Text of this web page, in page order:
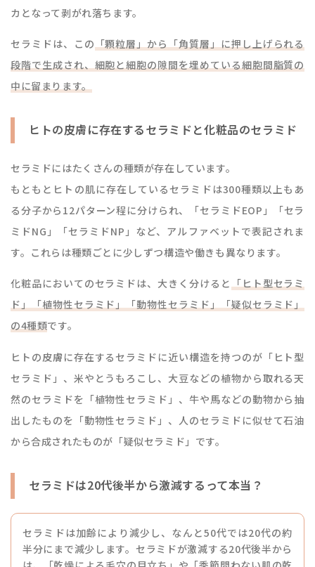
カとなって剥がれ落ちます。
セラミドは、この「顆粒層」から「角質層」に押し上げられる
段階で生成され、細胞と細胞の隙間を埋めている細胞間脂質の
中に留まります。
ヒトの皮膚に存在するセラミドと化粧品のセラミド
セラミドにはたくさんの種類が存在しています。
もともとヒトの肌に存在しているセラミドは300種類以上もあ
る分子から12パターン程に分けられ、「セラミドEOP」「セラ
ミドNG」「セラミドNP」など、アルファベットで表記されま
す。これらは種類ごとに少しずつ構造や働きも異なります。
化粧品においてのセラミドは、大きく分けると「ヒト型セラミ
ド」「植物性セラミド」「動物性セラミド」「疑似セラミド」
の4種類です。
ヒトの皮膚に存在するセラミドに近い構造を持つのが「ヒト型
セラミド」、米やとうもろこし、大豆などの植物から取れる天
然のセラミドを「植物性セラミド」、牛や馬などの動物から抽
出したものを「動物性セラミド」、人のセラミドに似せて石油
から合成されたものが「疑似セラミド」です。
セラミドは20代後半から激減するって本当？
セラミドは加齢により減少し、なんと50代では20代の約
半分にまで減少します。セラミドが激減する20代後半から